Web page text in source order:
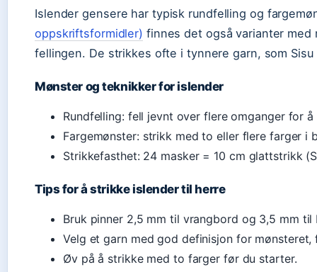
Islender gensere har typisk rundfelling og
oppskriftsformidler) finnes det også varianter
fellingen. De strikkes ofte i tynnere garn, som Sisu
Mønster og teknikker for islender
Rundfelling: fell jevnt over flere omganger for
Fargemønster: strikk med to eller flere farger i
Strikkefasthet: 24 masker = 10 cm glattstrikk
Tips for å strikke islender til herre
Bruk pinner 2,5 mm til vrangbord og 3,5 mm til
Velg et garn med god definisjon for mønsteret,
Øv på å strikke med to farger før du starter.